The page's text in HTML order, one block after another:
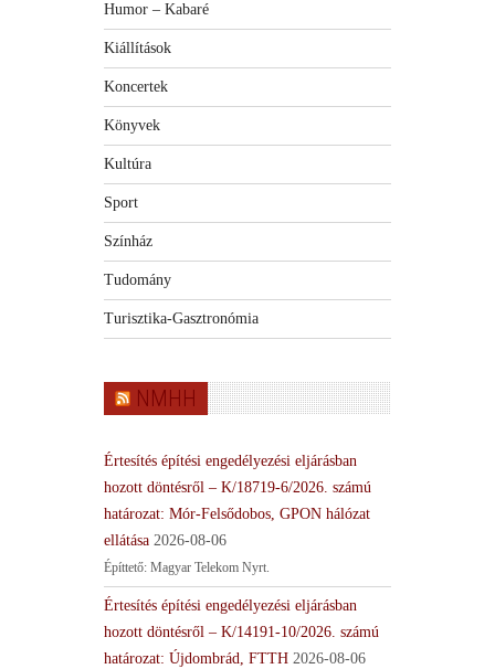
Humor – Kabaré
Kiállítások
Koncertek
Könyvek
Kultúra
Sport
Színház
Tudomány
Turisztika-Gasztronómia
NMHH
Értesítés építési engedélyezési eljárásban
hozott döntésről – K/18719-6/2026. számú
határozat: Mór-Felsődobos, GPON hálózat
ellátása 2026-08-06
Építtető: Magyar Telekom Nyrt.
Értesítés építési engedélyezési eljárásban
hozott döntésről – K/14191-10/2026. számú
határozat: Újdombrád, FTTH 2026-08-06